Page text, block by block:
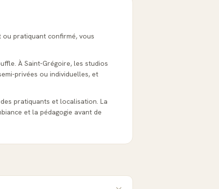
ou pratiquant confirmé, vous
À Saint-Grégoire, les studios
privées ou individuelles, et
pratiquants et localisation. La
et la pédagogie avant de